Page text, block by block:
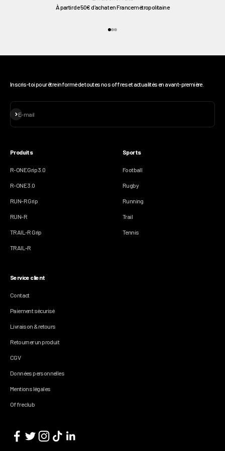
À partir de 50€ d'achat en France métropolitaine
Inscris-toi pour être informé de toutes nos offres et actualités en avant-première.
E-mail
S'inscrire
Produits
R-ONE Grip 3.0
R-ONE 3.0
RUN-R Grip
RUN-R
TRAIL-R Grip
TRAIL-R
Sports
Football
Rugby
Running
Trail
Tennis
Service client
Contact
Paiement sécurisé
Livraison & retours
Retourner un produit
CGV
Données personnelles
Mentions légales
Offre club